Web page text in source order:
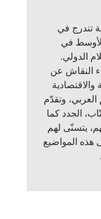
تندرج في
في
الدولي.
النقاش عن
العربي، وتقدّم
الجدد كما
يتسنّى لهم
هذه المواضيع